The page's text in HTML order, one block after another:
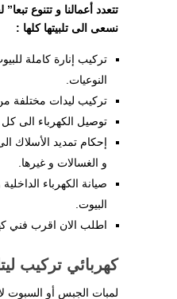
تتعدد أعمالنا و تتنوع
نسعى الى تلبيتها كلها :
تركيب إنارة كاملة
النوعيات.
تركيب ليدات مختلفة
توصيل الكهرباء الى
إحكام تمديد الأسلاك
و الغسالات و غيرها.
صيانة الكهرباء
البيوت.
اطلب الان اقرب فني
كهربائي تركيب
لمبات الجبس أو السبوت